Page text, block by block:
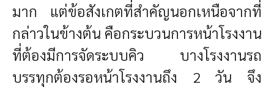
มาก แต่ข้อสังเกตที่สำคัญนอกเหนือจากที่
กล่าวในข้างต้น คือกระบวนการหน้าโรงงาน
ที่ต้องมีการจัดระบบคิว บางโรงงานรถ
บรรทุกต้องรอหน้าโรงงานถึง 2 วัน จึง